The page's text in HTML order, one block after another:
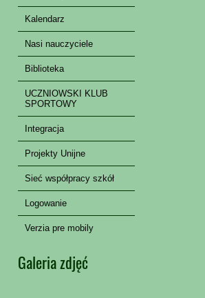
Kalendarz
Nasi nauczyciele
Biblioteka
UCZNIOWSKI KLUB
SPORTOWY
Integracja
Projekty Unijne
Sieć współpracy szkół
Logowanie
Verzia pre mobily
Galeria zdjęć